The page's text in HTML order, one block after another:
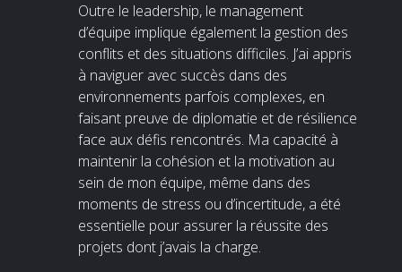
Outre le leadership, le management
d’équipe implique également la gestion des
conflits et des situations difficiles. J’ai appris
à naviguer avec succès dans des
environnements parfois complexes, en
faisant preuve de diplomatie et de résilience
face aux défis rencontrés. Ma capacité à
maintenir la cohésion et la motivation au
sein de mon équipe, même dans des
moments de stress ou d’incertitude, a été
essentielle pour assurer la réussite des
projets dont j’avais la charge.